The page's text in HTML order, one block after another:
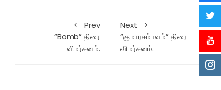
Prev
“Bomb” திரை
விமர்சனம்.
Next
“குமாரசம்பவம்” திரை
விமர்சனம்.